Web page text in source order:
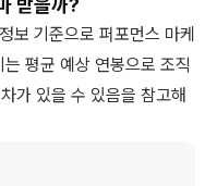
받을까?
보 기준으로 퍼포먼스 마케
평균 예상 연봉으로 조직
가 있을 수 있음을 참고해